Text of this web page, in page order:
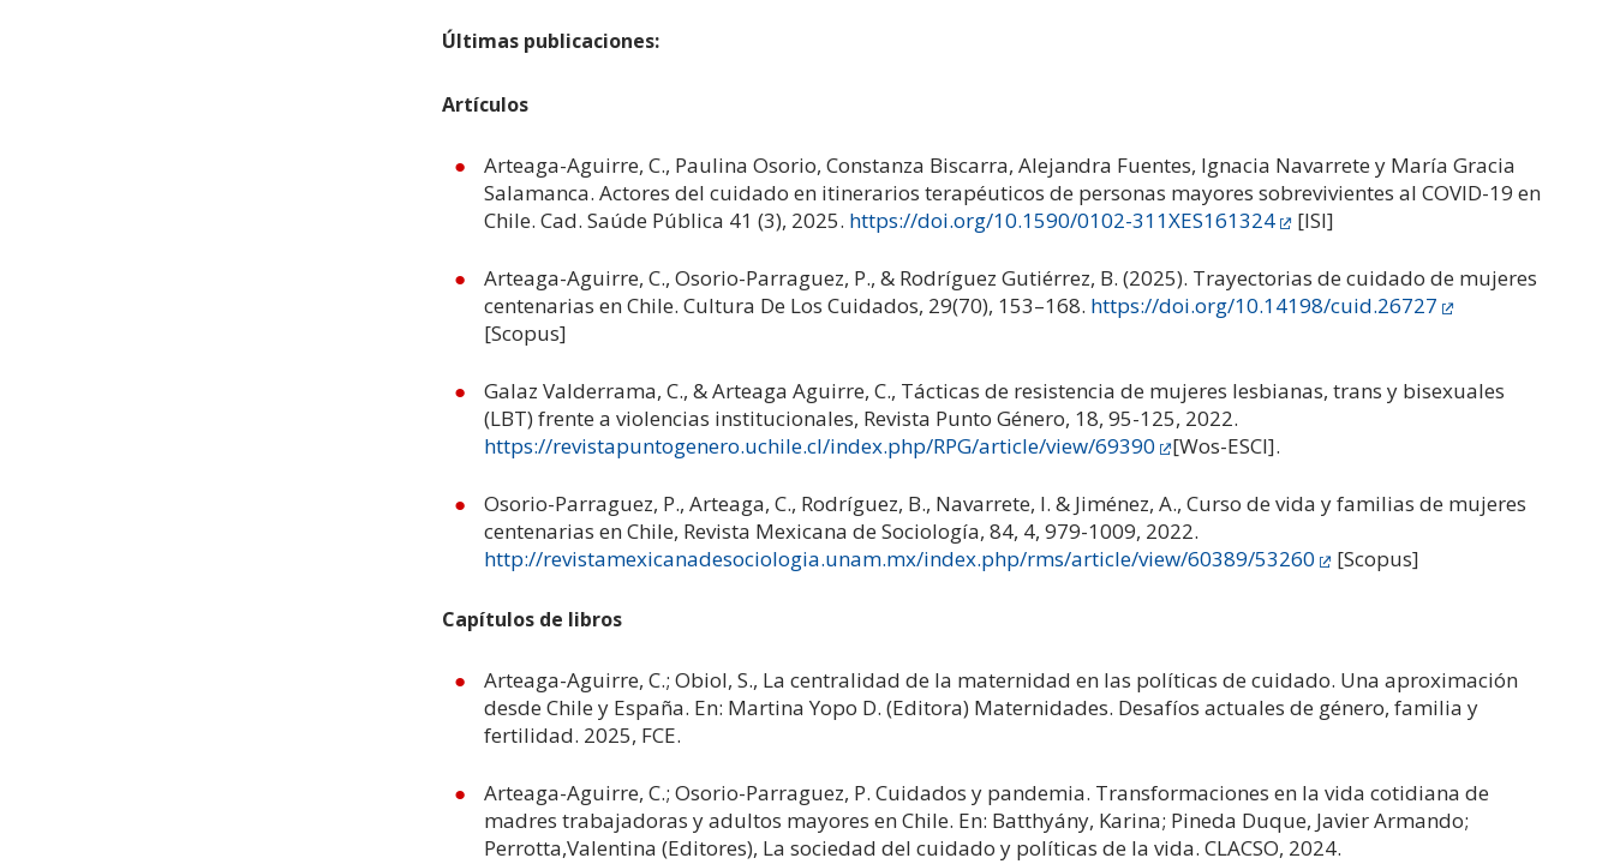
Últimas publicaciones:
Artículos
Arteaga-Aguirre, C., Paulina Osorio, Constanza Biscarra, Alejandra Fuentes, Ignacia Navarrete y María Gracia
Salamanca. Actores del cuidado en itinerarios terapéuticos de personas mayores sobrevivientes al COVID-19 en
Chile. Cad. Saúde Pública 41 (3), 2025. https://doi.org/10.1590/0102-311XES161324 [ISI]
Arteaga-Aguirre, C., Osorio-Parraguez, P., & Rodríguez Gutiérrez, B. (2025). Trayectorias de cuidado de mujeres
centenarias en Chile. Cultura De Los Cuidados, 29(70), 153–168. https://doi.org/10.14198/cuid.26727
[Scopus]
Galaz Valderrama, C., & Arteaga Aguirre, C., Tácticas de resistencia de mujeres lesbianas, trans y bisexuales
(LBT) frente a violencias institucionales, Revista Punto Género, 18, 95-125, 2022.
https://revistapuntogenero.uchile.cl/index.php/RPG/article/view/69390
[Wos-ESCI].
Osorio-Parraguez, P., Arteaga, C., Rodríguez, B., Navarrete, I. & Jiménez, A., Curso de vida y familias de mujeres
centenarias en Chile, Revista Mexicana de Sociología, 84, 4, 979-1009, 2022.
http://revistamexicanadesociologia.unam.mx/index.php/rms/article/view/60389/53260
[Scopus]
Capítulos de libros
Arteaga-Aguirre, C.; Obiol, S., La centralidad de la maternidad en las políticas de cuidado. Una aproximación
desde Chile y España. En: Martina Yopo D. (Editora) Maternidades. Desafíos actuales de género, familia y
fertilidad. 2025, FCE.
Arteaga-Aguirre, C.; Osorio-Parraguez, P. Cuidados y pandemia. Transformaciones en la vida cotidiana de
madres trabajadoras y adultos mayores en Chile. En: Batthyány, Karina; Pineda Duque, Javier Armando;
Perrotta,Valentina (Editores), La sociedad del cuidado y políticas de la vida. CLACSO, 2024.